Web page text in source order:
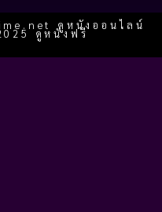
ดูหนังออนไลน์
ดูหนังฟรี